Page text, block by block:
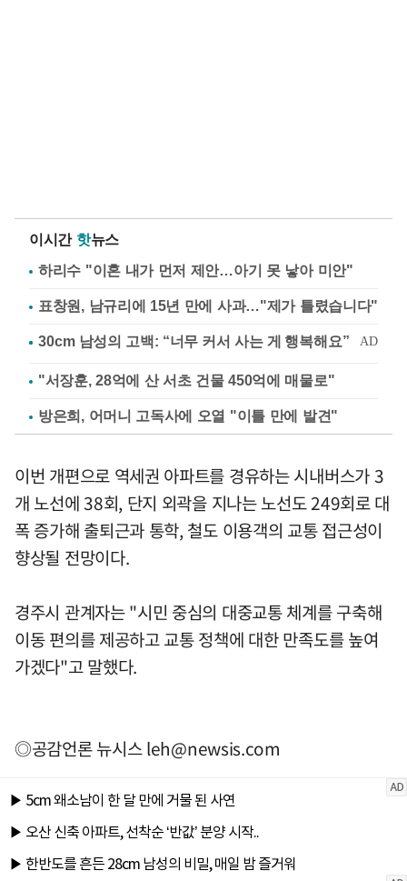
이시간 핫뉴스
하리수 "이혼 내가 먼저 제안…아기 못 낳아 미안"
표창원, 남규리에 15년 만에 사과…"제가 틀렸습니다"
"서장훈, 28억에 산 서초 건물 450억에 매물로"
방은희, 어머니 고독사에 오열 "이틀 만에 발견"
이번 개편으로 역세권 아파트를 경유하는 시내버스가 3
개 노선에 38회, 단지 외곽을 지나는 노선도 249회로 대
폭 증가해 출퇴근과 통학, 철도 이용객의 교통 접근성이
향상될 전망이다.
경주시 관계자는 "시민 중심의 대중교통 체계를 구축해
이동 편의를 제공하고 교통 정책에 대한 만족도를 높여
가겠다"고 말했다.
◎공감언론 뉴시스leh@newsis.com